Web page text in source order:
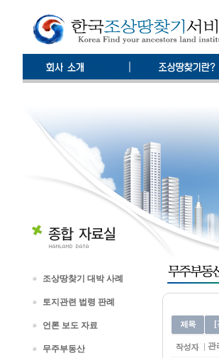
조상땅찾기 대박 사례
토지관련 법령 판례
언론 보도 자료
무주부동산 관